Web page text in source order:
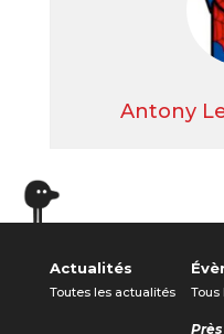
Antony
Actualités
Toutes les actualités Tous